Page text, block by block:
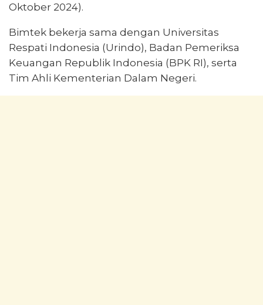
Oktober 2024).
Bimtek bekerja sama dengan Universitas
Respati Indonesia (Urindo), Badan Pemeriksa
Keuangan Republik Indonesia (BPK RI), serta
Tim Ahli Kementerian Dalam Negeri.